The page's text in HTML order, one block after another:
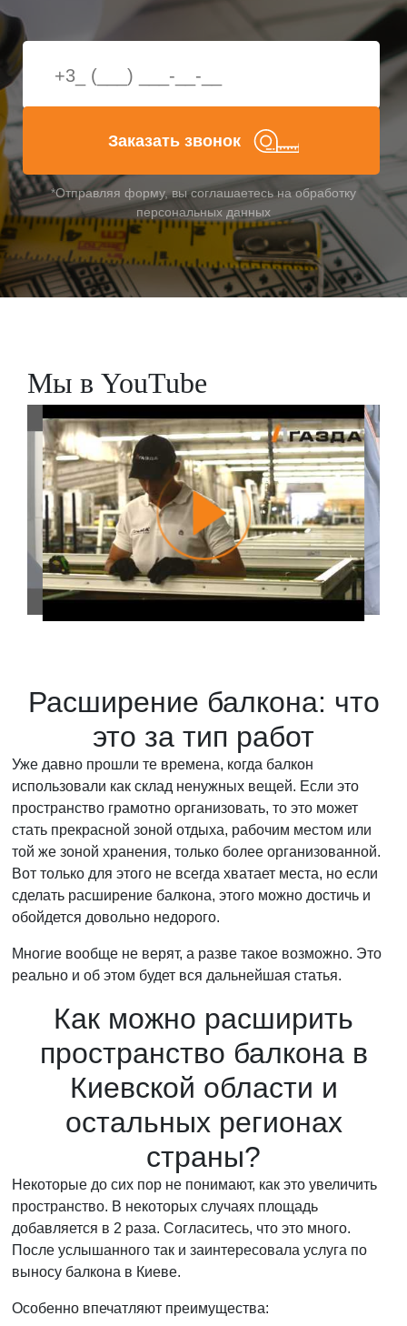
Заказать звонок
*Отправляя форму, вы соглашаетесь на обработку
персональных данных
Мы в YouTube
Расширение балкона: что
это за тип работ
Уже давно прошли те времена, когда балкон
использовали как склад ненужных вещей. Если это
пространство грамотно организовать, то это может
стать прекрасной зоной отдыха, рабочим местом или
той же зоной хранения, только более организованной.
Вот только для этого не всегда хватает места, но если
сделать расширение балкона, этого можно достичь и
обойдется довольно недорого.
Многие вообще не верят, а разве такое возможно. Это
реально и об этом будет вся дальнейшая статья.
Как можно расширить
пространство балкона в
Киевской области и
остальных регионах
страны?
Некоторые до сих пор не понимают, как это увеличить
пространство. В некоторых случаях площадь
добавляется в 2 раза. Согласитесь, что это много.
После услышанного так и заинтересовала услуга по
выносу балкона в Киеве.
Особенно впечатляют преимущества: